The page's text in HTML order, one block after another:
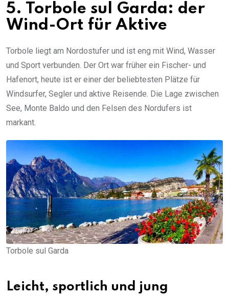
5. Torbole sul Garda: der
Wind-Ort für Aktive
Torbole liegt am Nordostufer und ist eng mit Wind, Wasser
und Sport verbunden. Der Ort war früher ein Fischer- und
Hafenort, heute ist er einer der beliebtesten Plätze für
Windsurfer, Segler und aktive Reisende. Die Lage zwischen
See, Monte Baldo und den Felsen des Nordufers ist
markant.
Torbole sul Garda
Leicht, sportlich und jung